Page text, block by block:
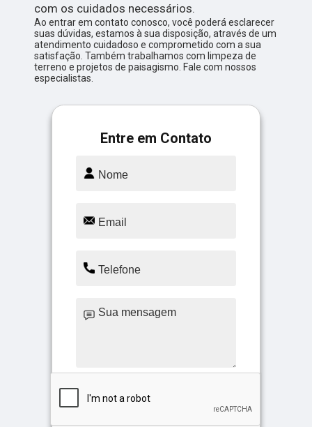
com os cuidados necessários.
Ao entrar em contato conosco, você poderá esclarecer
suas dúvidas, estamos à sua disposição, através de um
atendimento cuidadoso e comprometido com a sua
satisfação. Também trabalhamos com limpeza de
terreno e projetos de paisagismo. Fale com nossos
especialistas.
Entre em Contato